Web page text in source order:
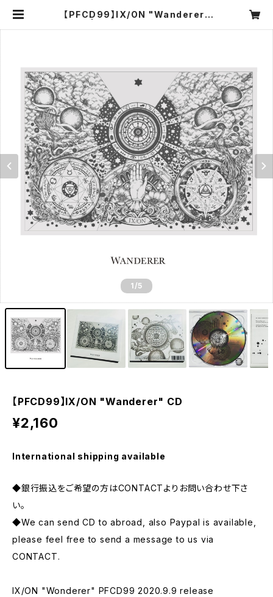
【PFCD99】IX/ON "Wanderer"
1 /5
【PFCD99】IX/ON "Wanderer" CD
¥2,160
International shipping available
◆銀行振込をご希望の方はCONTACTよりお問い合わせ下さ
い。
◆We can send CD to abroad, also Paypal is available,
please feel free to send a message to us via
CONTACT.
IX/ON "Wonderer" PFCD99 2020.9.9 release